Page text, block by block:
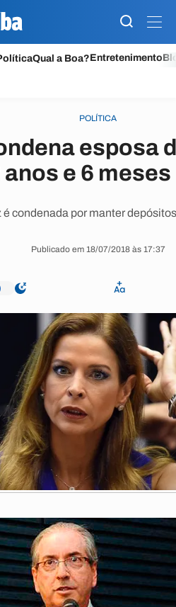
Qual a Boa?Entretenimento
POLÍTICA
esposa
anos e 6
condenada por manter
Publicado em 18/07/2018 às 17:37